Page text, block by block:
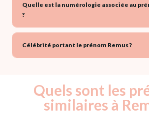
Quelle est la numérologie associée au
?
Célébrité portant le prénom Remus ?
Quels sont les
similaires à